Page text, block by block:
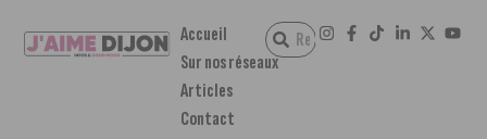
Accueil
Sur nos réseaux
Articles
Contact